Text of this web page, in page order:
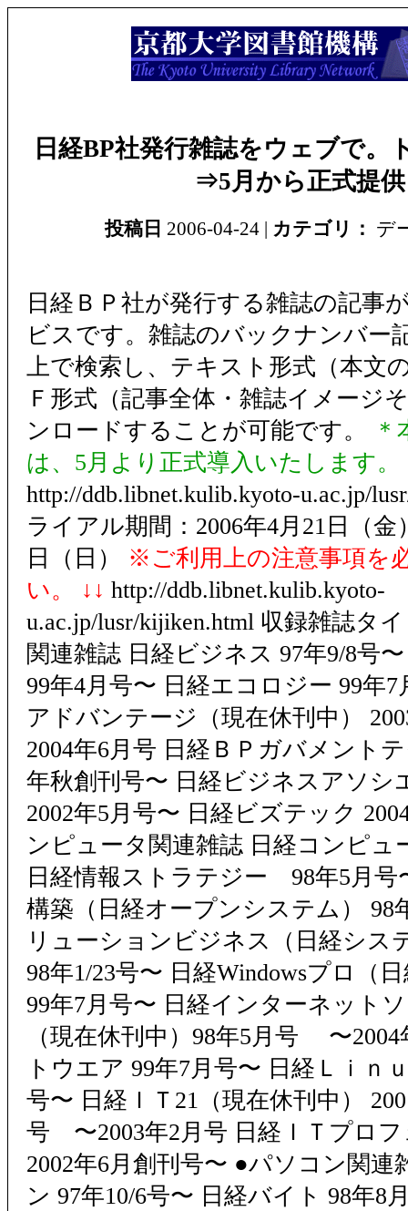
日経BP社発行雑誌をウェブで。
⇒5月から正式提供
投稿日 2006-04-24 | カテゴリ： デ
日経ＢＰ社が発行する雑誌の記事
ビスです。雑誌のバックナンバー
上で検索し、テキスト形式（本文
Ｆ形式（記事全体・雑誌イメージ
ンロードすることが可能です。
は、5月より正式導入いたします。
http://ddb.libnet.kulib.kyoto-u.ac.jp/
ライアル期間：2006年4月21日（金
日（日）
※ご利用上の注意事項を
い。 ↓↓ http://ddb.libnet.kulib.kyoto-
u.ac.jp/lusr/kijiken.html 収録雑誌タ
関連雑誌 日経ビジネス 97年9/8号
99年4月号〜 日経エコロジー 99年7
アドバンテージ（現在休刊中）
2004年6月号 日経ＢＰガバメント
年秋創刊号〜 日経ビジネスアソシ
2002年5月号〜 日経ビズテック
ンピュータ関連雑誌 日経コンピュ
日経情報ストラテジー 98年5月号
構築（日経オープンシステム） 98
リューションビジネス（日経シス
98年1/23号〜 日経Windowsプロ（
99年7月号〜 日経インターネット
（現在休刊中）98年5月号 〜
トウエア 99年7月号〜 日経Ｌｉｎ
号〜 日経ＩＴ21（現在休刊中）
号 〜2003年2月号 日経ＩＴプロ
2002年6月創刊号〜 ●パソコン関連
ン 97年10/6号〜 日経バイト 98年8